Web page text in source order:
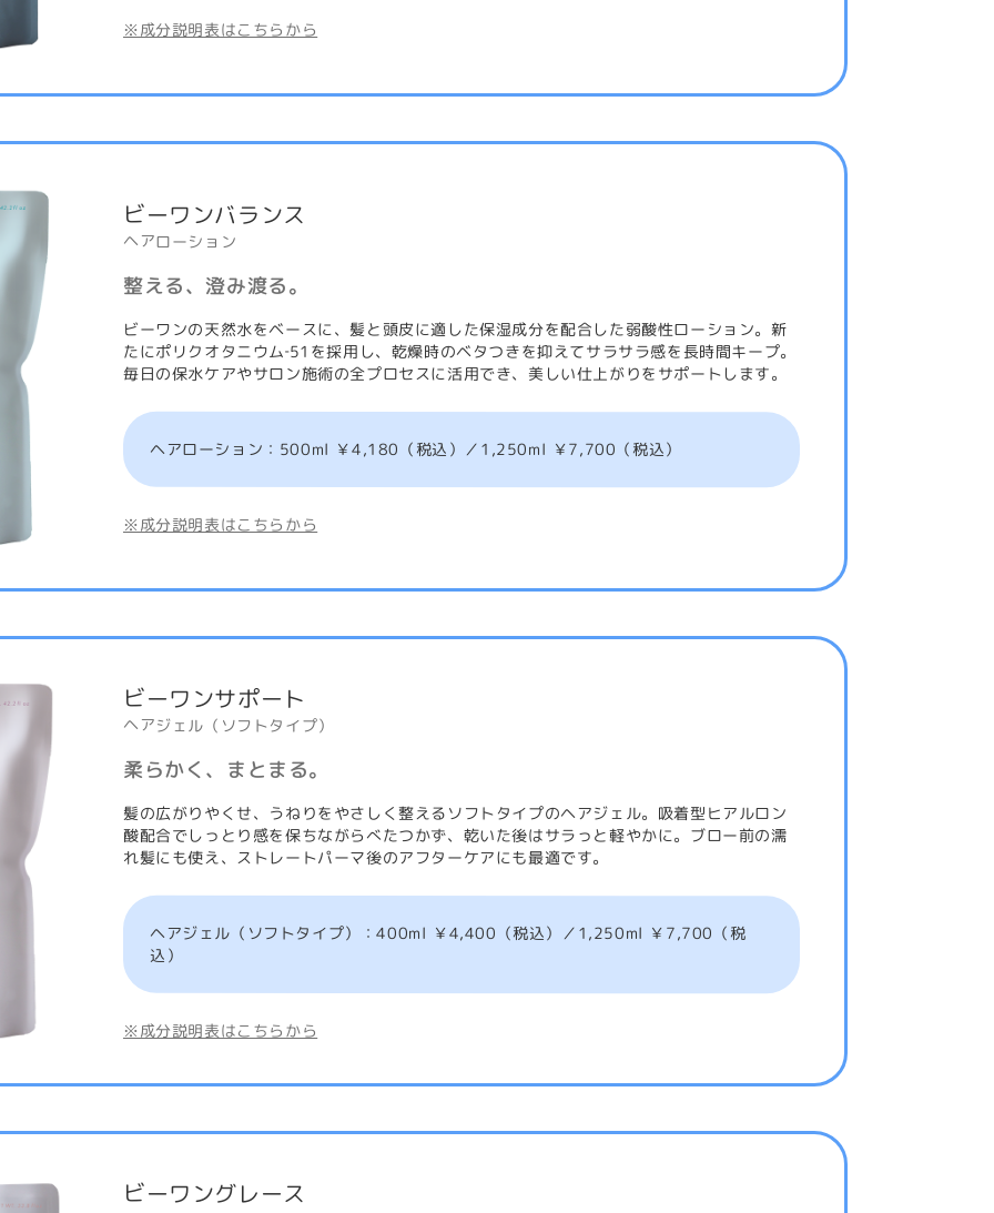
※成分説明表はこちらから
ビーワンバランス
ヘアローション
整える、澄み渡る。
ビーワンの天然水をベースに、髪と頭皮に適した保湿成分を配合した弱酸性ローション。新
たにポリクオタニウム‐51を採用し、乾燥時のベタつきを抑えてサラサラ感を長時間キープ。
毎日の保水ケアやサロン施術の全プロセスに活用でき、美しい仕上がりをサポートします。
ヘアローション：500ml ￥4,180（税込）／1,250ml ￥7,700（税込）
※成分説明表はこちらから
ビーワンサポート
ヘアジェル（ソフトタイプ）
柔らかく、まとまる。
髪の広がりやくせ、うねりをやさしく整えるソフトタイプのヘアジェル。吸着型ヒアルロン
酸配合でしっとり感を保ちながらべたつかず、乾いた後はサラっと軽やかに。ブロー前の濡
れ髪にも使え、ストレートパーマ後のアフターケアにも最適です。
ヘアジェル（ソフトタイプ）：400ml ￥4,400（税込）／1,250ml ￥7,700（税
込）
※成分説明表はこちらから
ビーワングレース